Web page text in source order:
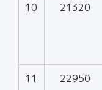
10 21320
11 22950